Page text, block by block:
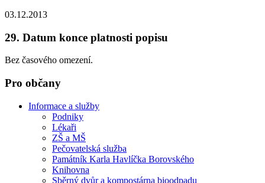
03.12.2013
29. Datum konce platnosti popisu
Bez časového omezení.
Pro občany
Informace a služby
Podniky
Lékaři
ZŠ a MŠ
Pečovatelská služba
Památník Karla Havlíčka Borovského
Knihovna
Sběrný dvůr a kompostárna bioodpadu